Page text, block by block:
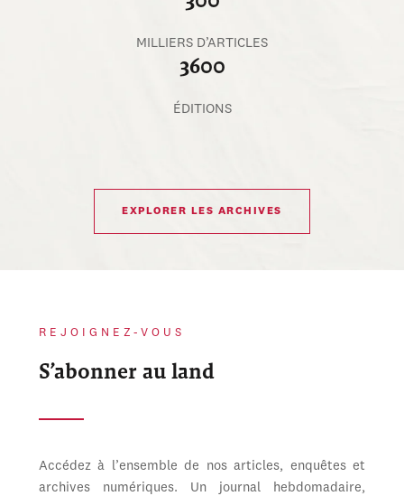
MILLIERS D’ARTICLES
3600
ÉDITIONS
EXPLORER LES ARCHIVES
REJOIGNEZ-VOUS
S’abonner au land
Accédez à l’ensemble de nos articles, enquêtes et
archives numériques. Un journal hebdomadaire,